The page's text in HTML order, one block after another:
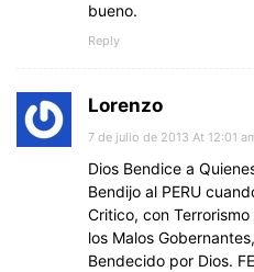
bueno.
Reply
Lorenzo
7 de julio de 2013 At 12:01
Dios Bendice a
Bendijo al PERU
Critico, con Terrorismo
los Malos
Bendecido por Dios.